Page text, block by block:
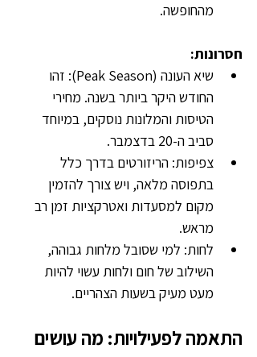
מהחופשה.
חסרונות:
שיא העונה (Peak Season): זהו
החודש היקר ביותר בשנה. מחירי
הטיסות והמלונות נוסקים, במיוחד
סביב ה-20 בדצמבר.
צפיפות: הריזורטים בדרך כלל
בתפוסה מלאה, ויש צורך להזמין
מקום למסעדות ואטרקציות זמן רב
מראש.
לחות: למי שסובל מלחות גבוהה,
השילוב של חום ולחות עשוי להיות
מעט מעיק בשעות הצהריים.
התאמה לפעילויות: מה עושים